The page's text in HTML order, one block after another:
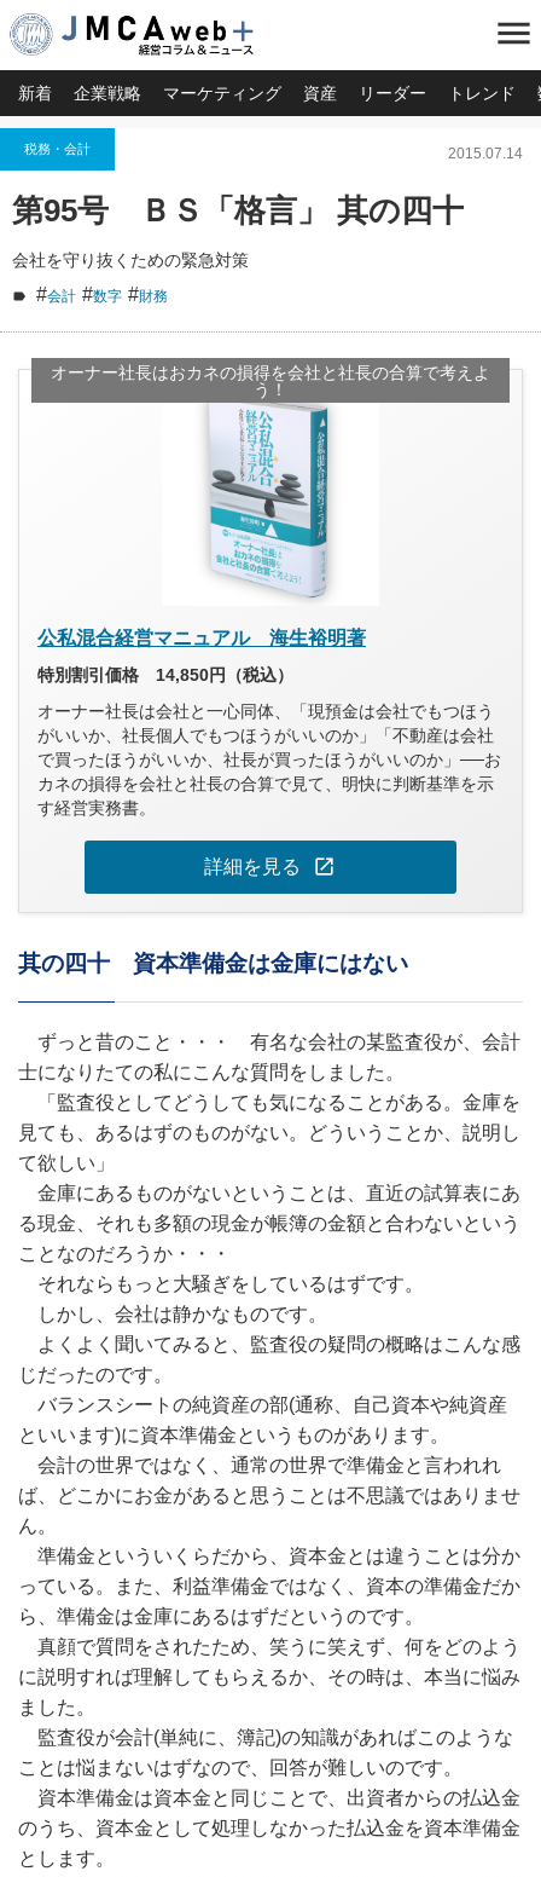
menu
新着 企業戦略 マーケティング 資産 リーダー トレンド
税務・会計 2015.07.14
第95号 ＢＳ「格言」 其の四十
会社を守り抜くための緊急対策
#会計 #数字 #財務
オーナー社長はおカネの損得を会社と社長の合算で考えよ
う！
公私混合経営マニュアル 海生裕明著
特別割引価格 14,850円（税込）
オーナー社長は会社と一心同体、「現預金は会社でもつほう
がいいか、社長個人でもつほうがいいのか」「不動産は会社
で買ったほうがいいか、社長が買ったほうがいいのか」──お
カネの損得を会社と社長の合算で見て、明快に判断基準を示
す経営実務書。
詳細を見る open_in_new
其の四十 資本準備金は金庫にはない
ずっと昔のこと・・・ 有名な会社の某監査役が、会計
士になりたての私にこんな質問をしました。
「監査役としてどうしても気になることがある。金庫を
見ても、あるはずのものがない。どういうことか、説明し
て欲しい」
金庫にあるものがないということは、直近の試算表にあ
る現金、それも多額の現金が帳簿の金額と合わないという
ことなのだろうか・・・
それならもっと大騒ぎをしているはずです。
しかし、会社は静かなものです。
よくよく聞いてみると、監査役の疑問の概略はこんな感
じだったのです。
バランスシートの純資産の部(通称、自己資本や純資産
といいます)に資本準備金というものがあります。
会計の世界ではなく、通常の世界で準備金と言われれ
ば、どこかにお金があると思うことは不思議ではありませ
ん。
準備金といういくらだから、資本金とは違うことは分か
っている。また、利益準備金ではなく、資本の準備金だか
ら、準備金は金庫にあるはずだというのです。
真顔で質問をされたため、笑うに笑えず、何をどのよう
に説明すれば理解してもらえるか、その時は、本当に悩み
ました。
監査役が会計(単純に、簿記)の知識があればこのような
ことは悩まないはずなので、回答が難しいのです。
資本準備金は資本金と同じことで、出資者からの払込金
のうち、資本金として処理しなかった払込金を資本準備金
とします。